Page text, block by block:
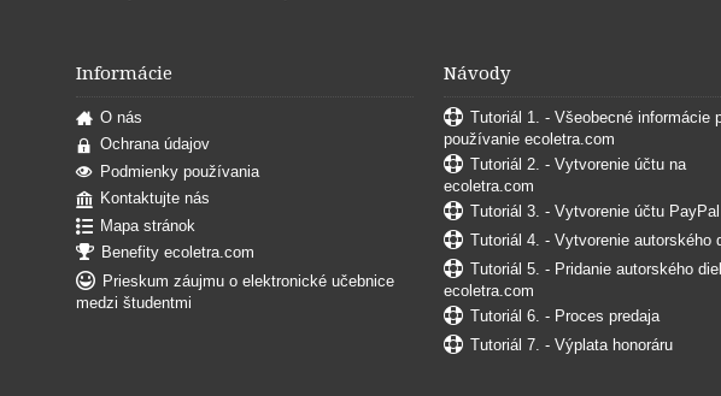
Informácie
O nás
Ochrana údajov
Podmienky používania
Kontaktujte nás
Mapa stránok
Benefity ecoletra.com
Prieskum záujmu o elektronické učebnice
medzi študentmi
Návody
Tutoriál 1. - Všeobecné informácie
používanie ecoletra.com
Tutoriál 2. - Vytvorenie účtu na
ecoletra.com
Tutoriál 3. - Vytvorenie účtu PayPal
Tutoriál 4. - Vytvorenie autorského
Tutoriál 5. - Pridanie autorského
ecoletra.com
Tutoriál 6. - Proces predaja
Tutoriál 7. - Výplata honoráru